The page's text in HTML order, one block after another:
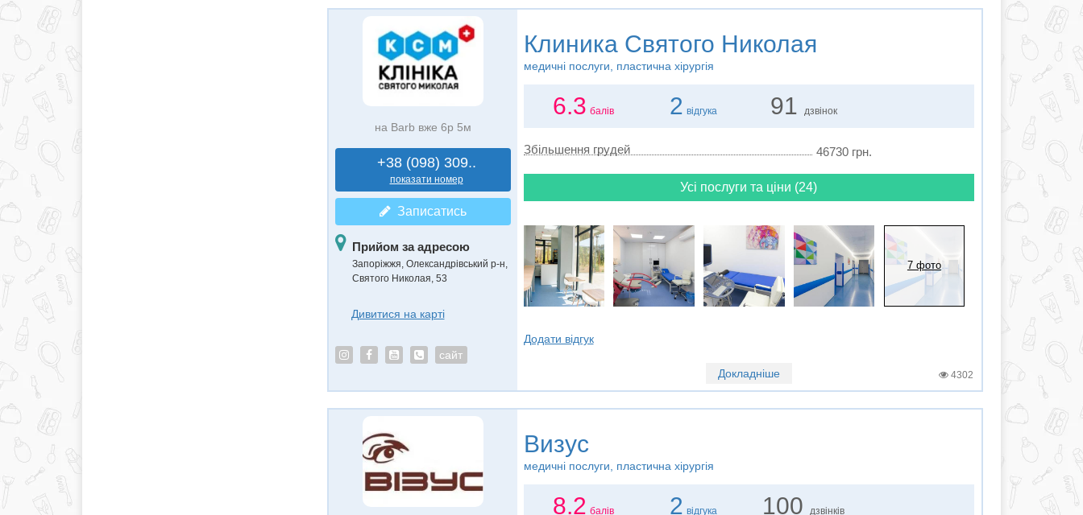
на Barb вже 6р 5м
+38 (098) 309..
показати номер
Записатись
Прийом за адресою
Запоріжжя, Олександрівський р-н,
Святого Николая, 53
Дивитися на карті
сайт
Клиника Святого Николая
медичні послуги, пластична хірургія
6.3 балів 2 відгука 91 дзвінок
Збільшення грудей 46730 грн.
Усі послуги та ціни (24)
7 фото
Додати відгук
Докладніше 4302
Визус
медичні послуги, пластична хірургія
8.2 балів 2 відгука 100 дзвінків